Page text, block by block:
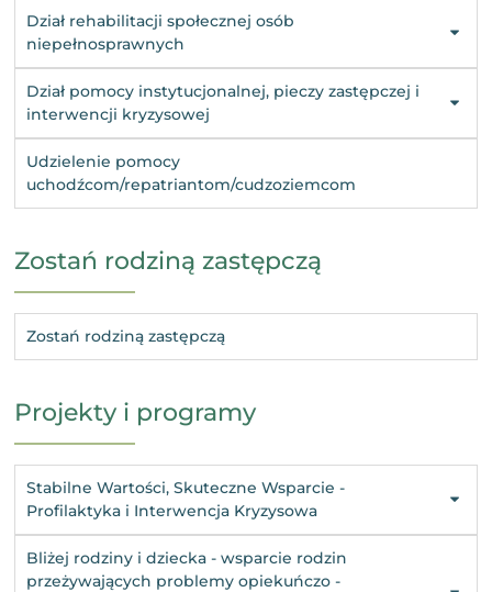
Dział rehabilitacji społecznej osób
niepełnosprawnych
Dział pomocy instytucjonalnej, pieczy zastępczej i
interwencji kryzysowej
Udzielenie pomocy
uchodźcom/repatriantom/cudzoziemcom
Zostań rodziną zastępczą
Zostań rodziną zastępczą
Projekty i programy
Stabilne Wartości, Skuteczne Wsparcie -
Profilaktyka i Interwencja Kryzysowa
Bliżej rodziny i dziecka - wsparcie rodzin
przeżywających problemy opiekuńczo -